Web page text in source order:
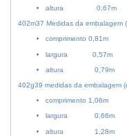
altura 0,67m
402m37 Medidas da embalagem
comprimento 0,81m
largura 0,57m
altura 0,79m
402g39 medidas da embalagem
comprimento 1,06m
largura 0,66m
altura 1,28m